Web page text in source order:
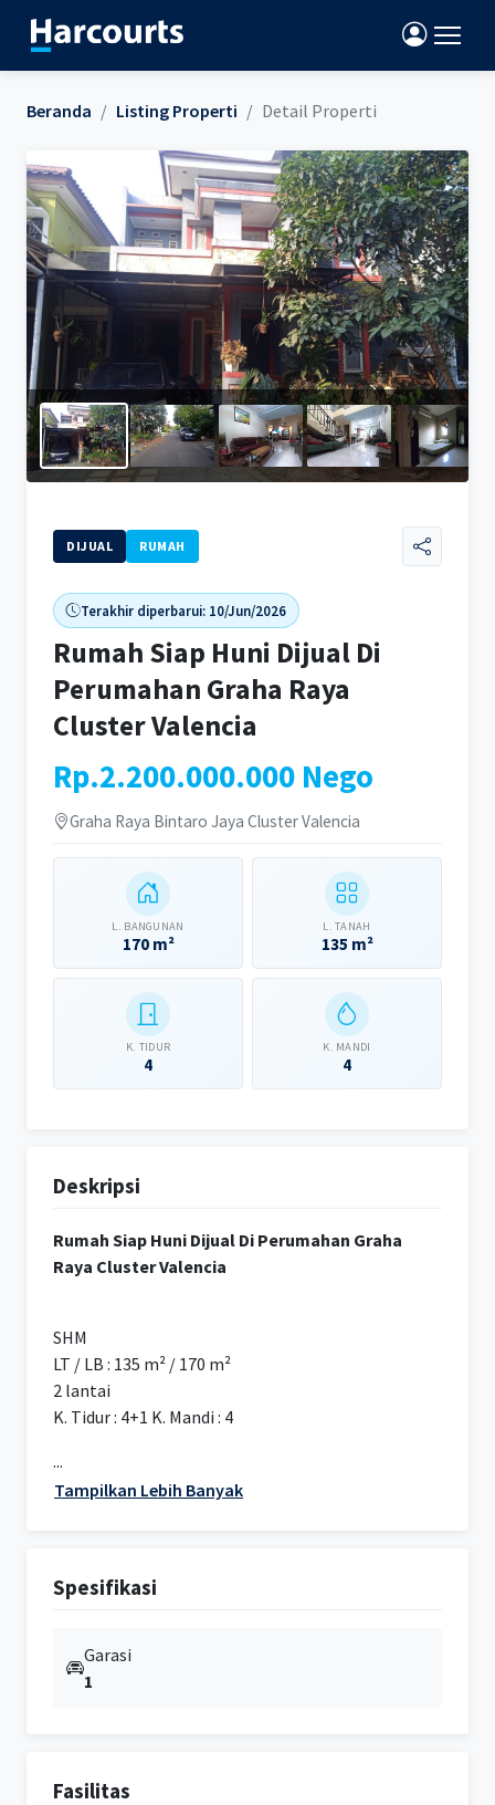
Beranda Listing Properti Detail Properti
DIJUAL RUMAH
Terakhir diperbarui: 10/Jun/2026
Rumah Siap Huni Dijual Di
Perumahan Graha Raya
Cluster Valencia
Rp.2.200.000.000 Nego
Graha Raya Bintaro Jaya Cluster Valencia
L. BANGUNAN
170 m²
L. TANAH
135 m²
K. TIDUR
4
K. MANDI
4
Deskripsi
Rumah Siap Huni Dijual Di Perumahan Graha
Raya Cluster Valencia
SHM
LT / LB : 135 m² / 170 m²
2 lantai
K. Tidur : 4+1 K. Mandi : 4
...
Tampilkan Lebih Banyak
Spesifikasi
Garasi
1
Fasilitas